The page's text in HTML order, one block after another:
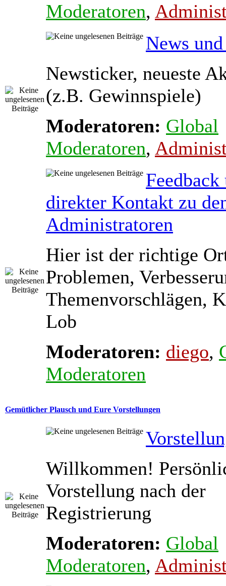
Moderatoren,
News
Newsticker, neueste
(z.B. Gewinnspiele)
Moderatoren: Global
Moderatoren,
Feedback
direkter Kontakt zu
Administratoren
Hier ist der richtige
Problemen,
Themenvorschlägen,
Lob
Moderatoren: diego,
Moderatoren
Gemütlicher Plausch und Eure Vorstellungen
Willkommen!
Vorstellung nach der
Registrierung
Moderatoren: Global
Moderatoren,